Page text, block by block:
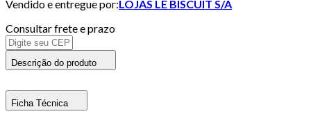
Vendido e entregue por:LOJAS LE BISCUIT S/A
Consultar frete e prazo
Descrição do produto
Ficha Técnica